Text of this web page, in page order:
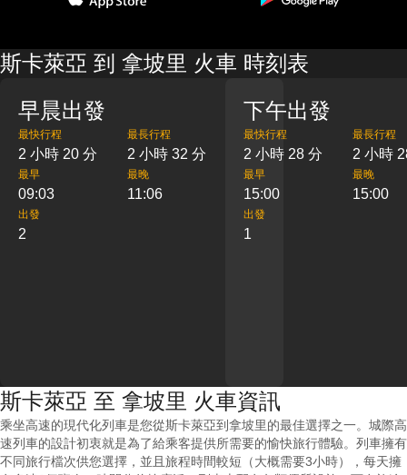
斯卡萊亞 到 拿坡里 火車 時刻表
早晨出發
最快行程
2 小時 20 分
最長行程
2 小時 32 分
最早
09:03
最晚
11:06
出發
2
下午出發
最快行程
2 小時 28 分
最長行程
2 小時
最早
15:00
最晚
15:00
出發
1
斯卡萊亞 至 拿坡里 火車資訊
乘坐高速的現代化列車是您從斯卡萊亞到拿坡里的最佳選擇之一。城際高
速列車的設計初衷就是為了給乘客提供所需要的愉快旅行體驗。列車擁有
不同旅行檔次供您選擇，並且旅程時間較短（大概需要3小時），每天擁